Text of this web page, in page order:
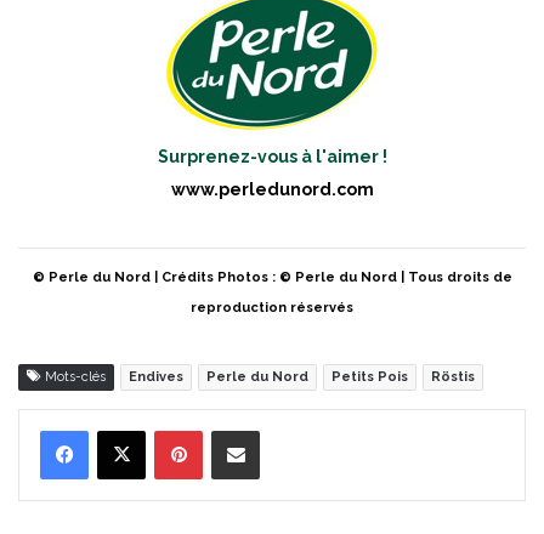
Surprenez-vous à l'aimer !
www.perledunord.com
© Perle du Nord | Crédits Photos : © Perle du Nord | Tous droits de
reproduction réservés
Mots-clés Endives Perle du Nord Petits Pois Röstis